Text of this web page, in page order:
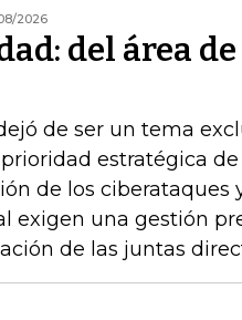
2026
del área de
de ser un tema
estratégica de
de los ciberataques
exigen una gestión
de las juntas